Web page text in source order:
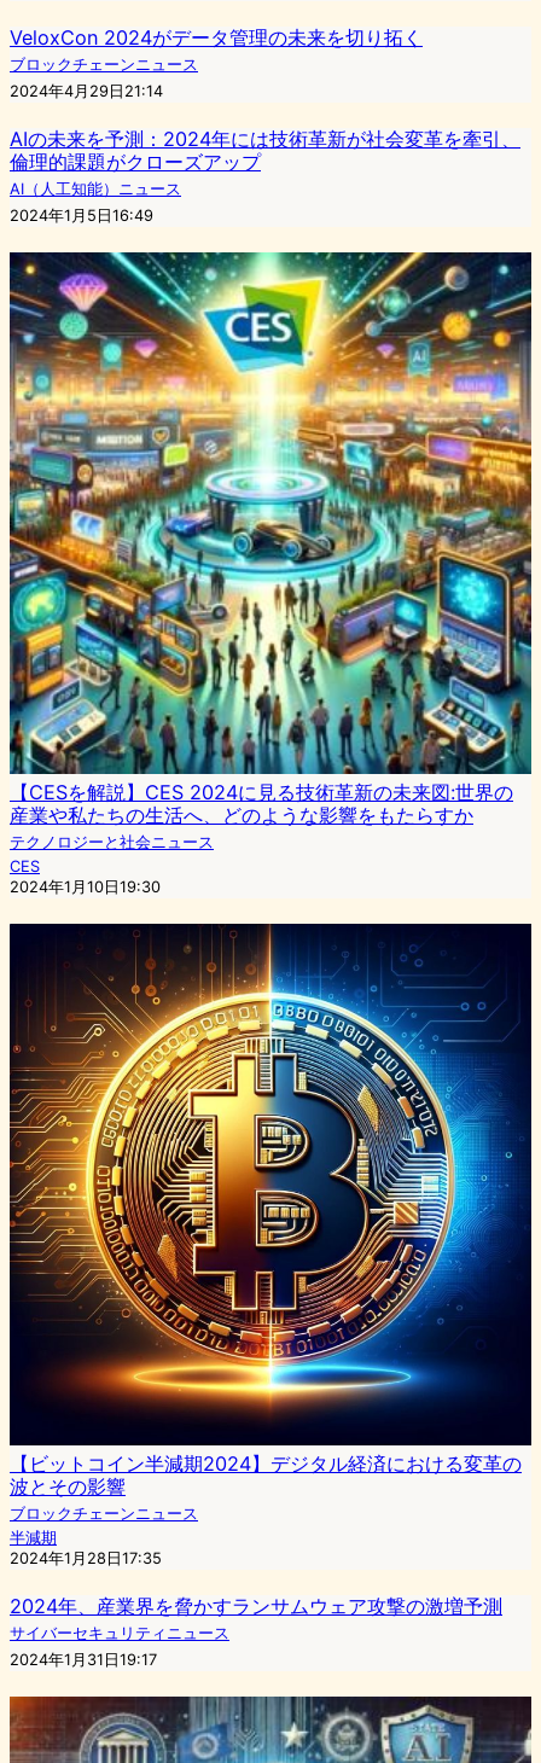
VeloxCon 2024がデータ管理の未来を切り拓く
ブロックチェーンニュース
2024年4月29日21:14
AIの未来を予測：2024年には技術革新が社会変革を牽引、
倫理的課題がクローズアップ
AI（人工知能）ニュース
2024年1月5日16:49
【CESを解説】CES 2024に見る技術革新の未来図:世界の
産業や私たちの生活へ、どのような影響をもたらすか
テクノロジーと社会ニュース
CES
2024年1月10日19:30
【ビットコイン半減期2024】デジタル経済における変革の
波とその影響
ブロックチェーンニュース
半減期
2024年1月28日17:35
2024年、産業界を脅かすランサムウェア攻撃の激増予測
サイバーセキュリティニュース
2024年1月31日19:17